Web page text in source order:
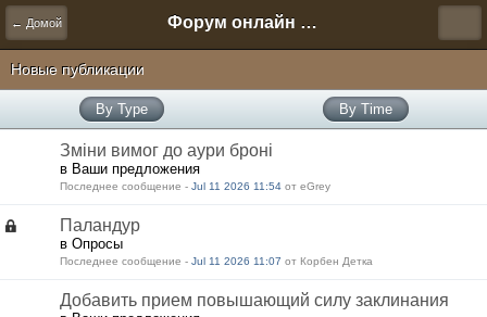
← Домой Форум онлайн игры "Новая Эра" (Нюра Биз)
Новые публикации
By Type By Time
Зміни вимог до аури броні
в Ваши предложения
Последнее сообщение - Jul 11 2026 11:54 от eGrey
Паландур
в Опросы
Последнее сообщение - Jul 11 2026 11:07 от Корбен Детка
Добавить прием повышающий силу заклинания